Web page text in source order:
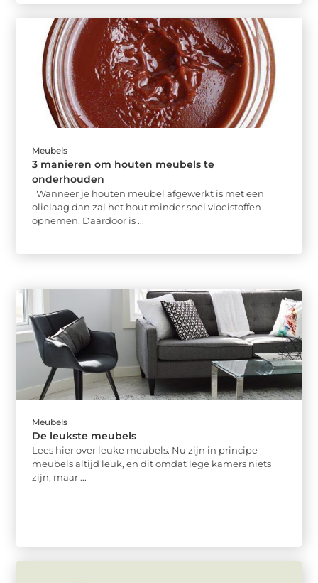
Meubels
3 manieren om houten meubels te
onderhouden
Wanneer je houten meubel afgewerkt is met een
olielaag dan zal het hout minder snel vloeistoffen
opnemen. Daardoor is ...
Meubels
De leukste meubels
Lees hier over leuke meubels. Nu zijn in principe
meubels altijd leuk, en dit omdat lege kamers niets
zijn, maar ...